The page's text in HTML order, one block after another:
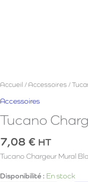
Accueil / Accessoires /
Accessoires
Tucano
7,08 € HT
Tucano Chargeur Mural
Disponibilité : En stock